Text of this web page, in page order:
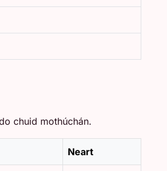
chuid mothúchán.
Neart